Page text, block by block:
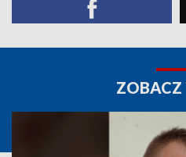
ZOBACZ